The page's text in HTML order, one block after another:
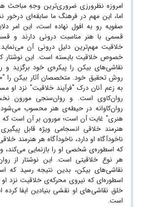
امروزه نظرورزی ضروری‌ترین وجهِ
اما، این مهم در فرهنگ ما سابقه‌ای درخور
صفویه رو به افول نهاده است، این امر
قسمی با هنر مناسبت درونی دارند و
خلاقیت مهم‌ترین دلیل درونی آن
خصوص خلاقیت بایسته است. این نوشتار
نقاشی‌های بیکن را پیکره‌ی خود برگزید و
روش تحقیق خود. متخصصان آثار بیکن را
به زعم آنان درک "فرآیند خلاقیت" نزد او
روان‌کاوی است. و روان‌سنجی مورون
روان‌کاوانه در حیطه‌ی هنر محسوب
هنری" غایت آن است؛ مورون بر آن است که
هنرمند خلاقی انسجامی ویژه قابل
ناخودآگاه او دارد، ناخودآگاه هر هنرمند
که اسطوره‌ی شخصی او را بازنمایی می‌کند،
هر نوع خلاقیتی است. این نوشتار از
نقاشی‌های بیکن، بدین نتیجه رسید که
اسطوره‌ای که نیروی محرکه‌ی خلاقیت نزد او
خلق نقاشی‌های او نقشی بنیادین ایفا کرده
است.